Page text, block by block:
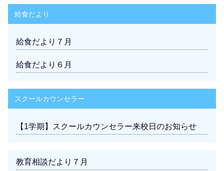
給食だより
給食だより７月
給食だより６月
スクールカウンセラー
【1学期】スクールカウンセラー来校日のお知らせ
教育相談だより７月